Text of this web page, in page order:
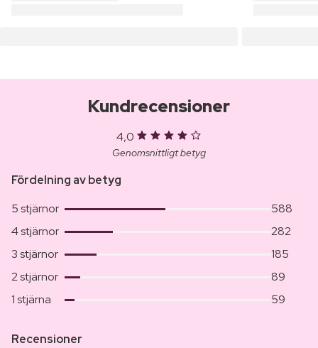
Kundrecensioner
4,0
Genomsnittligt betyg
Fördelning av betyg
5 stjärnor
588
4 stjärnor
282
3 stjärnor
185
2 stjärnor
89
1 stjärna
59
Recensioner